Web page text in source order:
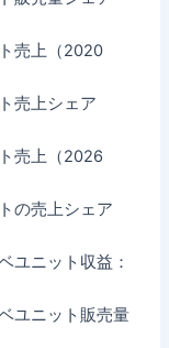
売上（2020
売上シェア
売上（2026
の売上シェア
ユニット収益：
ユニット販売量